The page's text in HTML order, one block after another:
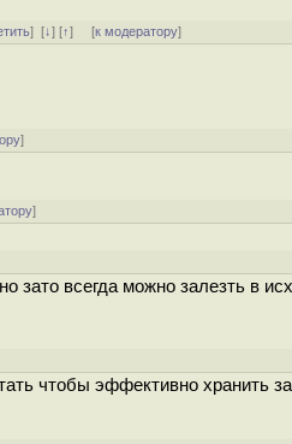
][↓] [↑] [к модератору]
]
]
зато всегда можно залезть в
чтобы эффективно хранить